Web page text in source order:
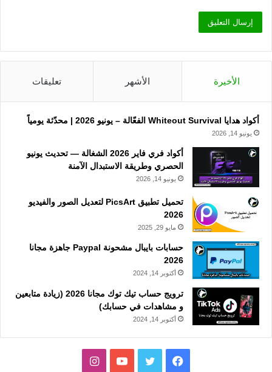
الأخيرة الأشهر تعليقات
أكواد هدايا Whiteout Survival الفعّالة – يونيو 2026 | محدّثة يومياً
يونيو 14, 2026
أكواد فري فاير 2026 الشغالة — تحديث يونيو
الحصري وطريقة الاستبدال الآمنة
يونيو 14, 2026
تحميل تطبيق PicsArt لتعديل الصور والفيديو
2026
مايو 29, 2025
حسابات بايبال مشحونة Paypal جاهزة مجانا
2026
أكتوبر 14, 2024
ترويج حساب تيك توك مجانا 2026 (زيادة متابعين
و مشاهدات في حسابك)
أكتوبر 14, 2024
فيسبوك تويتر يوتيوبانستقرام